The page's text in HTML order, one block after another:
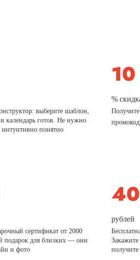
выберите шаблон,
календарь готов. Не нужно
интуитивно понятно
%
сертификат от 2000
подарок для близких — они
и фото
рублей
получите